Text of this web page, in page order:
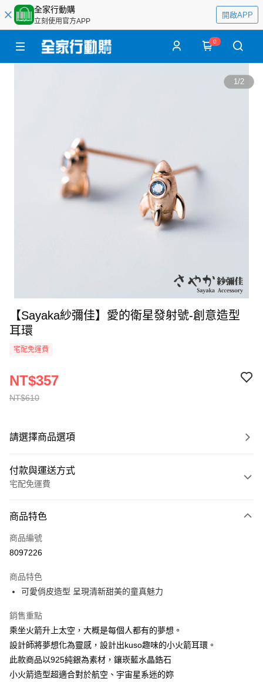
全家行動購
立刻使用官方APP
開啟APP
0
1/2
【Sayaka紗彌佳】愛的衛星發射號-創意造型
耳環
宅配免運費
NT$610
NT$357
請選擇商品選項
付款與運送方式
宅配免運費
全家線上支付
運送方式
本島宅配-活動商品
免運費
免運費
商品特色
商品編號
8097226
商品特色
可愛俏皮造型 呈現清新甜美的童真魅力
銷售重點
乘坐火箭升上太空，大概是每個人都有的夢想。
設計師將夢想化為靈感，設計出kuso趣味的小火箭耳環。
此款商品以925純銀為素材，鑲崁藍水晶鋯石
小火箭造型超適合對於航空、宇宙星系迷的妳